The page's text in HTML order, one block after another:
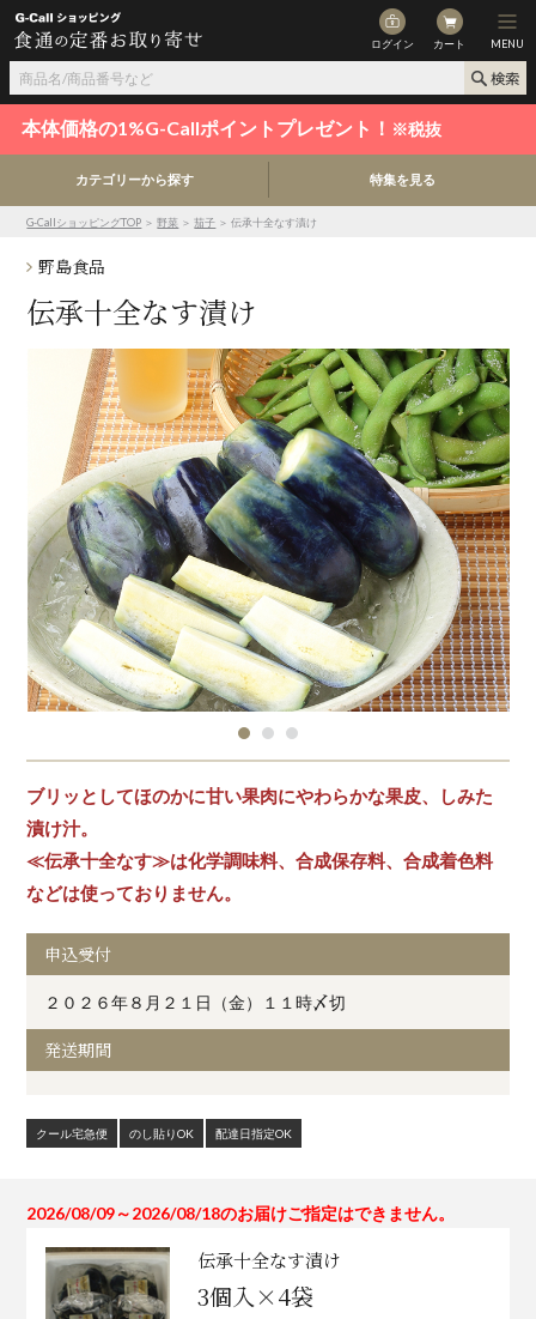
ログイン カート MENU
本体価格の1%G-Callポイントプレゼント！ ※税抜
カテゴリーから探す 特集を見る
G-CallショッピングTOP ＞野菜 ＞茄子 ＞ 伝承十全なす漬け
野島食品
伝承十全なす漬け
ブリッとしてほのかに甘い果肉にやわらかな果皮、しみた
漬け汁。
≪伝承十全なす≫は化学調味料、合成保存料、合成着色料
などは使っておりません。
申込受付
２０２６年８月２１日（金）１１時〆切
発送期間
クール宅急便 のし貼りOK 配達日指定OK
2026/08/09～2026/08/18のお届けご指定はできません。
伝承十全なす漬け
3個入×4袋